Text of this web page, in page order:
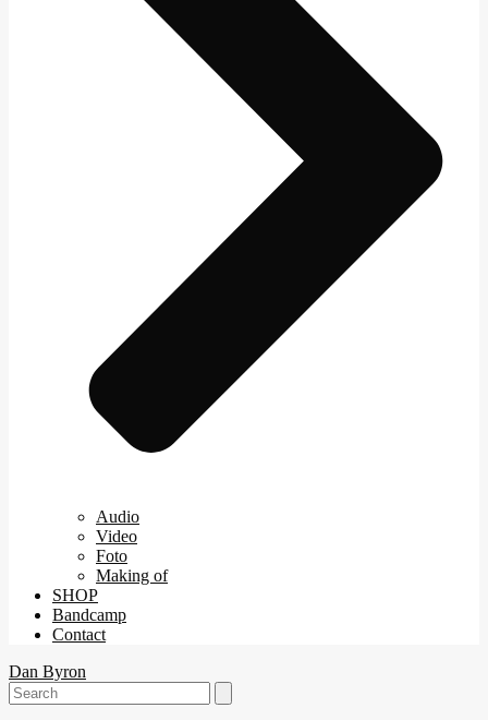
Audio
Video
Foto
Making of
SHOP
Bandcamp
Contact
Dan Byron
Search
for: